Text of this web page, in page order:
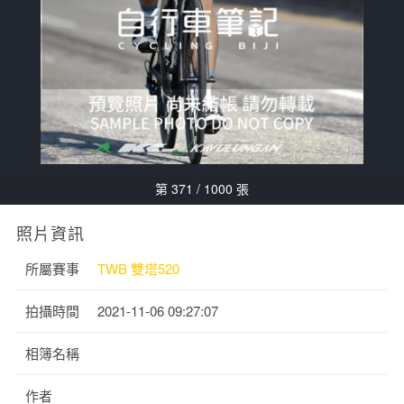
第 371 / 1000 張
照片資訊
所屬賽事 TWB 雙塔520
拍攝時間 2021-11-06 09:27:07
相簿名稱
作者